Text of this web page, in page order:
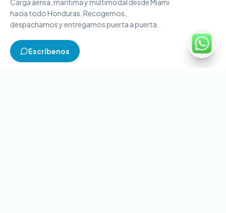
Carga aérea, marítima y multimodal desde Miami
hacia todo Honduras. Recogemos,
despachamos y entregamos puerta a puerta.
Escríbenos